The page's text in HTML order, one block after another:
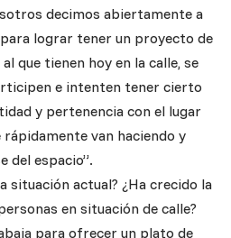
decimos abiertamente a
lograr tener un proyecto de
que tienen hoy en la calle, se
e intenten tener cierto
y pertenencia con el lugar
rápidamente van haciendo y
del espacio”.
situación actual? ¿Ha crecido la
en situación de calle?
para ofrecer un plato de